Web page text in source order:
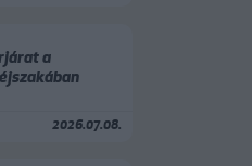
a
2026.07.08.